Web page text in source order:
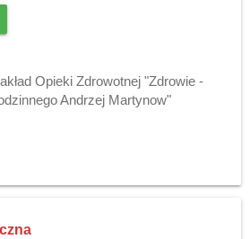
Opieki Zdrowotnej "Zdrowie -
Andrzej Martynow"